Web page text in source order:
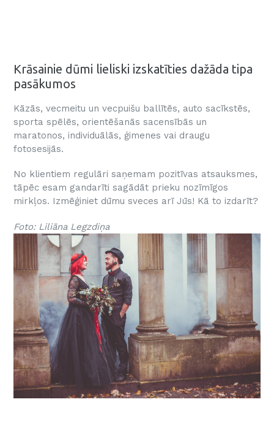
Krāsainie dūmi lieliski izskatīties dažāda tipa
pasākumos
Kāzās, vecmeitu un vecpuišu ballītēs, auto sacīkstēs,
sporta spēlēs, orientēšanās sacensībās un
maratonos, individuālās, ģimenes vai draugu
fotosesijās.
No klientiem regulāri saņemam pozitīvas atsauksmes,
tāpēc esam gandarīti sagādāt prieku nozīmīgos
mirkļos. Izmēģiniet dūmu sveces arī Jūs! Kā to izdarīt?
Foto: Liliāna Legzdiņa